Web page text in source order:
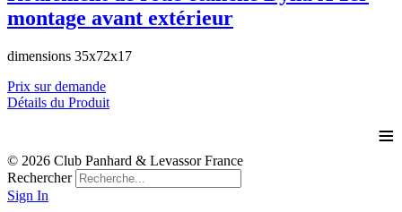
montage avant extérieur
dimensions 35x72x17
Prix sur demande
Détails du Produit
≡
© 2026 Club Panhard & Levassor France
Rechercher
Sign In